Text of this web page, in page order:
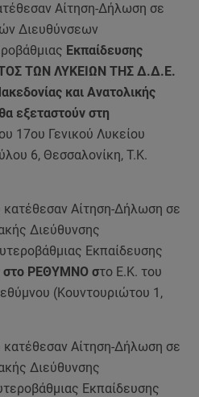
Αίτηση-Δήλωση σε
Διευθύνσεων
Εκπαίδευσης
ΤΩΝ ΛΥΚΕΙΩΝ ΤΗΣ Δ.Δ.Ε.
και Ανατολικής
εξεταστούν στη
17ου Γενικού Λυκείου
6, Θεσσαλονίκη, Τ.Κ.
κατέθεσαν Αίτηση-Δήλωση σε
Διεύθυνσης
Εκπαίδευσης
στο ΡΕΘΥΜΝΟ στο Ε.Κ. του
(Κουντουριώτου 1,
κατέθεσαν Αίτηση-Δήλωση σε
Διεύθυνσης
Εκπαίδευσης